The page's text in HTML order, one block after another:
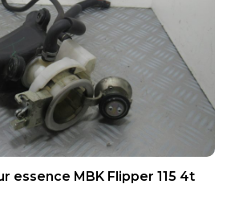
essence MBK Flipper 115 4t